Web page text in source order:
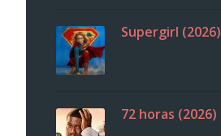
Supergirl (2026)
72 horas (2026)